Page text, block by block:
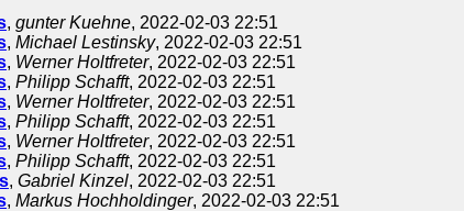
, gunter Kuehne, 2022-02-03 22:51
, Michael Lestinsky, 2022-02-03 22:51
, Werner Holtfreter, 2022-02-03 22:51
, Philipp Schafft, 2022-02-03 22:51
, Werner Holtfreter, 2022-02-03 22:51
, Philipp Schafft, 2022-02-03 22:51
, Werner Holtfreter, 2022-02-03 22:51
, Philipp Schafft, 2022-02-03 22:51
, Gabriel Kinzel, 2022-02-03 22:51
, Markus Hochholdinger, 2022-02-03 22:51